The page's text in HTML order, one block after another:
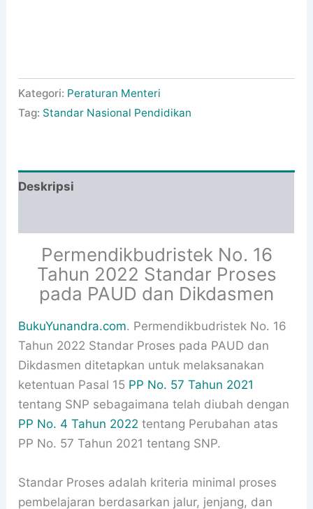
Kategori: Peraturan Menteri
Tag: Standar Nasional Pendidikan
Deskripsi
Permendikbudristek No. 16
Tahun 2022 Standar Proses
pada PAUD dan Dikdasmen
BukuYunandra.com. Permendikbudristek No. 16
Tahun 2022 Standar Proses pada PAUD dan
Dikdasmen ditetapkan untuk melaksanakan
ketentuan Pasal 15 PP No. 57 Tahun 2021
tentang SNP sebagaimana telah diubah dengan
PP No. 4 Tahun 2022 tentang Perubahan atas
PP No. 57 Tahun 2021 tentang SNP.
Standar Proses adalah kriteria minimal proses
pembelajaran berdasarkan jalur, jenjang, dan